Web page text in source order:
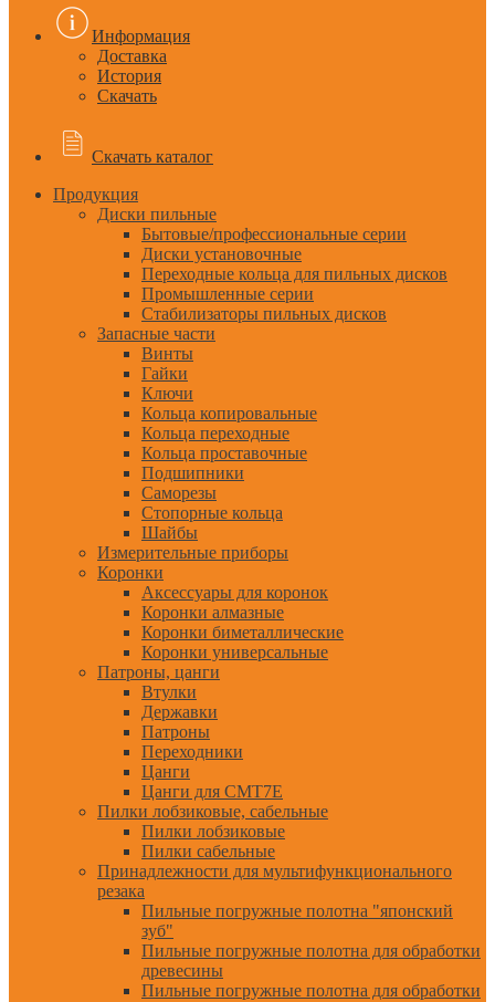
Информация
Доставка
История
Скачать
Скачать каталог
Продукция
Диски пильные
Бытовые/профессиональные серии
Диски установочные
Переходные кольца для пильных дисков
Промышленные серии
Стабилизаторы пильных дисков
Запасные части
Винты
Гайки
Ключи
Кольца копировальные
Кольца переходные
Кольца проставочные
Подшипники
Саморезы
Стопорные кольца
Шайбы
Измерительные приборы
Коронки
Аксессуары для коронок
Коронки алмазные
Коронки биметаллические
Коронки универсальные
Патроны, цанги
Втулки
Державки
Патроны
Переходники
Цанги
Цанги для CMT7E
Пилки лобзиковые, сабельные
Пилки лобзиковые
Пилки сабельные
Принадлежности для мультифункционального
резака
Пильные погружные полотна "японский
зуб"
Пильные погружные полотна для обработки
древесины
Пильные погружные полотна для обработки